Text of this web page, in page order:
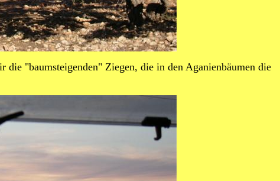
die "baumsteigenden" Ziegen, die in den Aganienbäumen die